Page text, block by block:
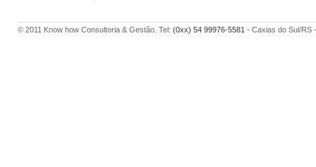
© 2011 Know how Consultoria & Gestão. Tel: (0xx) 54 99976-5581 - Caxias do Sul/RS